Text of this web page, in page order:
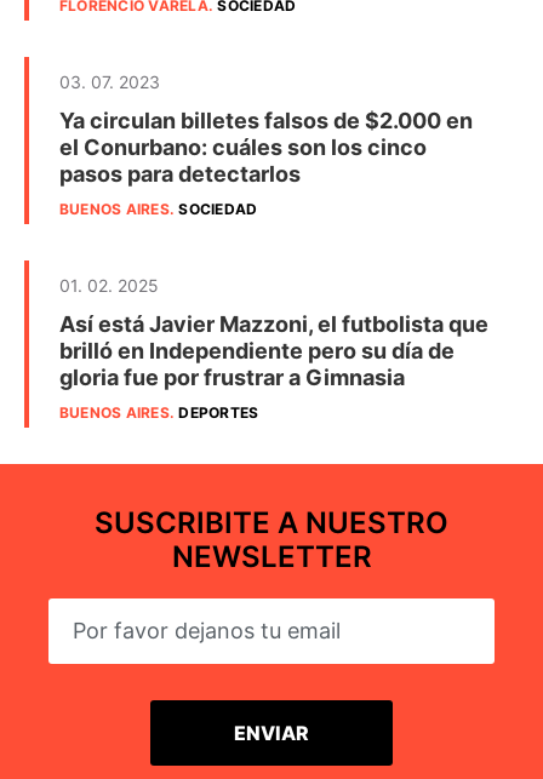
FLORENCIO VARELA.SOCIEDAD
03. 07. 2023
Ya circulan billetes falsos de $2.000 en
el Conurbano: cuáles son los cinco
pasos para detectarlos
BUENOS AIRES.SOCIEDAD
01. 02. 2025
Así está Javier Mazzoni, el futbolista que
brilló en Independiente pero su día de
gloria fue por frustrar a Gimnasia
BUENOS AIRES.DEPORTES
SUSCRIBITE A NUESTRO
NEWSLETTER